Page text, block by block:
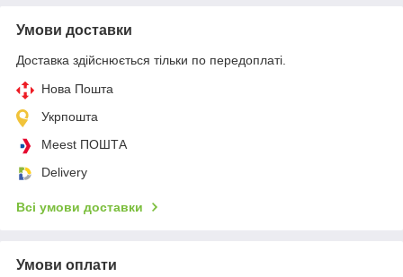
Умови доставки
Доставка здійснюється тільки по передоплаті.
Нова Пошта
Укрпошта
Meest ПОШТА
Delivery
Всі умови доставки
Умови оплати